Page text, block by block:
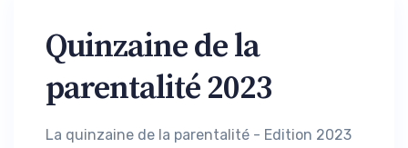
Quinzaine de la
parentalité 2023
La quinzaine de la parentalité - Edition 2023